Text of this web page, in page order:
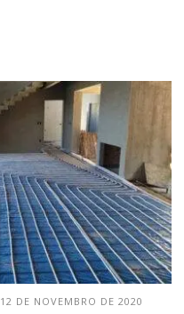
12 DE NOVEMBRO DE 2020